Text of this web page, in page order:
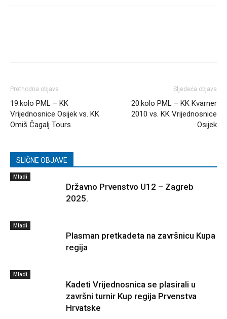
Prethodna objava
19.kolo PML – KK
Vrijednosnice Osijek vs. KK
Omiš Čagalj Tours
Sljedeća objava
20.kolo PML – KK Kvarner
2010 vs. KK Vrijednosnice
Osijek
SLIČNE OBJAVE
Mladi
Državno Prvenstvo U12 – Zagreb
2025.
Mladi
Plasman pretkadeta na završnicu Kupa
regija
Mladi
Kadeti Vrijednosnica se plasirali u
završni turnir Kup regija Prvenstva
Hrvatske